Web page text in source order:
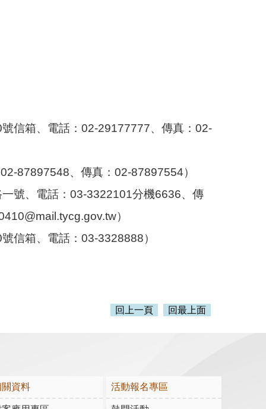
信箱、電話：02-29177777、傳真：02-
87897548、傳真：02-87897554）
號、電話：03-3322101分機6636、傳
）
信箱、電話：03-3328888）
回上一頁 回最上面
關資料 活動報名專區